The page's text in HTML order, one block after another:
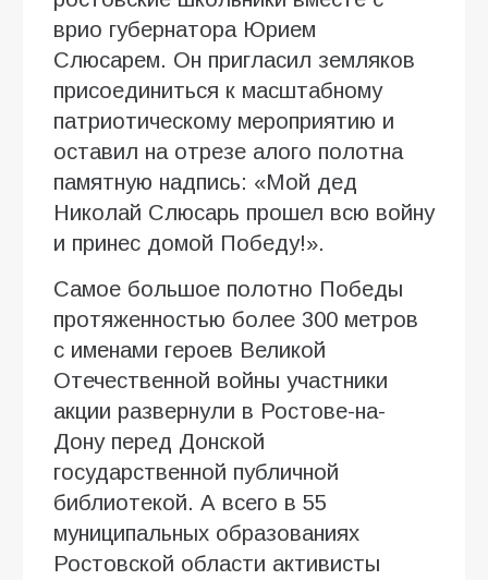
врио губернатора Юрием
Слюсарем. Он пригласил земляков
присоединиться к масштабному
патриотическому мероприятию и
оставил на отрезе алого полотна
памятную надпись: «Мой дед
Николай Слюсарь прошел всю войну
и принес домой Победу!».
Самое большое полотно Победы
протяженностью более 300 метров
с именами героев Великой
Отечественной войны участники
акции развернули в Ростове-на-
Дону перед Донской
государственной публичной
библиотекой. А всего в 55
муниципальных образованиях
Ростовской области активисты